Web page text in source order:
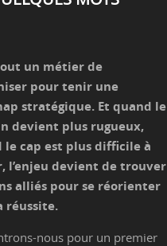
un métier de
pour tenir une
stratégique. Et quand le
devient plus rugueux,
le cap est plus difficile à
l’enjeu devient de trouver
alliés pour se réorienter
réussite.
nous pour un premier